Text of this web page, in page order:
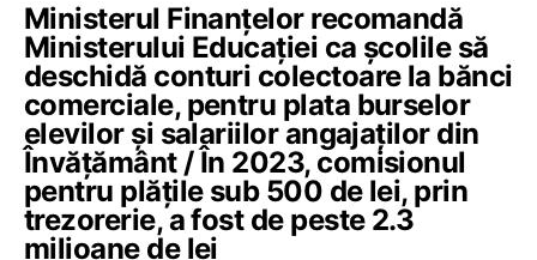
Ministerul Finanțelor recomandă
Ministerului Educației ca școlile să
deschidă conturi colectoare la bănci
comerciale, pentru plata burselor
elevilor și salariilor angajaților din
Învățământ / În 2023, comisionul
pentru plățile sub 500 de lei, prin
trezorerie, a fost de peste 2.3
milioane de lei